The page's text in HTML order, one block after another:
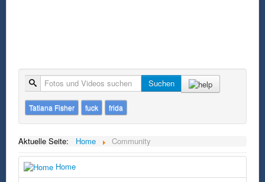
Suche Suchen
Tatiana Fisher fuck frida
Aktuelle Seite: Home Community
Home